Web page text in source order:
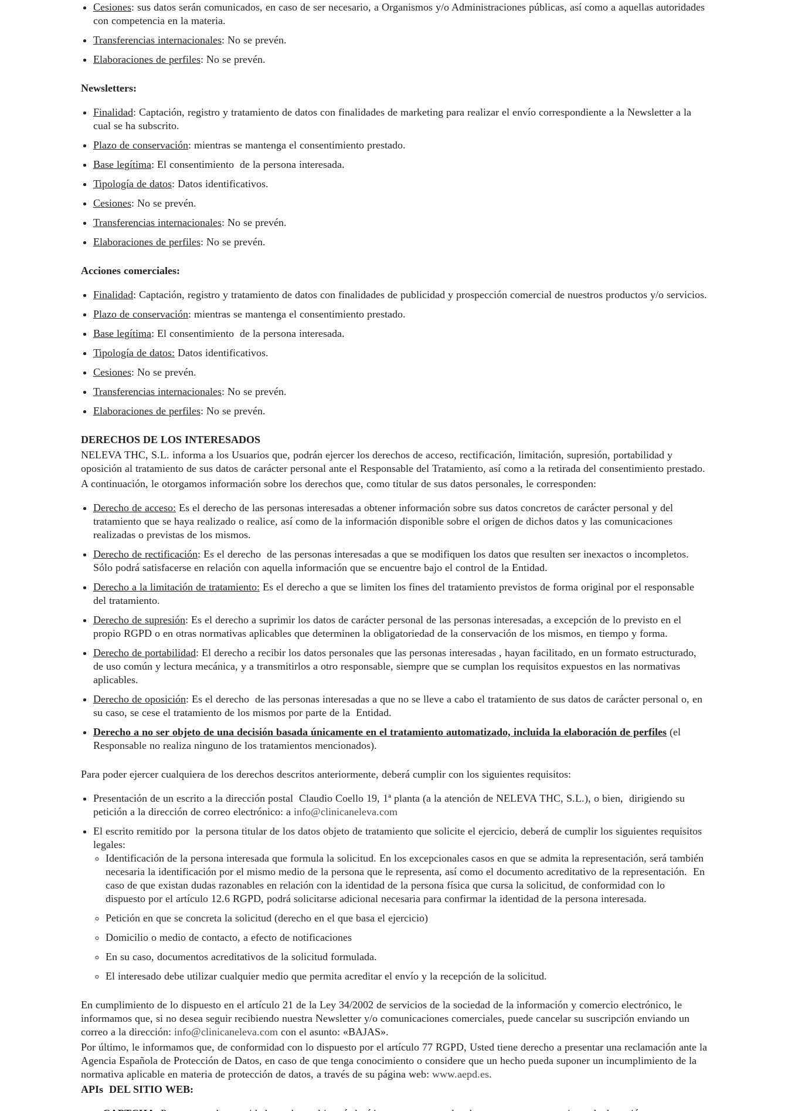
Cesiones: sus datos serán comunicados, en caso de ser necesario, a Organismos y/o Administraciones públicas, así como a aquellas autoridades
con competencia en la materia.
Transferencias internacionales: No se prevén.
Elaboraciones de perfiles: No se prevén.
Newsletters:
Finalidad: Captación, registro y tratamiento de datos con finalidades de marketing para realizar el envío correspondiente a la Newsletter a la
cual se ha subscrito.
Plazo de conservación: mientras se mantenga el consentimiento prestado.
Base legítima: El consentimiento de la persona interesada.
Tipología de datos: Datos identificativos.
Cesiones: No se prevén.
Transferencias internacionales: No se prevén.
Elaboraciones de perfiles: No se prevén.
Acciones comerciales:
Finalidad: Captación, registro y tratamiento de datos con finalidades de publicidad y prospección comercial de nuestros productos y/o servicios.
Plazo de conservación: mientras se mantenga el consentimiento prestado.
Base legítima: El consentimiento de la persona interesada.
Tipología de datos: Datos identificativos.
Cesiones: No se prevén.
Transferencias internacionales: No se prevén.
Elaboraciones de perfiles: No se prevén.
DERECHOS DE LOS INTERESADOS
NELEVA THC, S.L. informa a los Usuarios que, podrán ejercer los derechos de acceso, rectificación, limitación, supresión, portabilidad y
oposición al tratamiento de sus datos de carácter personal ante el Responsable del Tratamiento, así como a la retirada del consentimiento prestado.
A continuación, le otorgamos información sobre los derechos que, como titular de sus datos personales, le corresponden:
Derecho de acceso: Es el derecho de las personas interesadas a obtener información sobre sus datos concretos de carácter personal y del
tratamiento que se haya realizado o realice, así como de la información disponible sobre el origen de dichos datos y las comunicaciones
realizadas o previstas de los mismos.
Derecho de rectificación: Es el derecho de las personas interesadas a que se modifiquen los datos que resulten ser inexactos o incompletos.
Sólo podrá satisfacerse en relación con aquella información que se encuentre bajo el control de la Entidad.
Derecho a la limitación de tratamiento: Es el derecho a que se limiten los fines del tratamiento previstos de forma original por el responsable
del tratamiento.
Derecho de supresión: Es el derecho a suprimir los datos de carácter personal de las personas interesadas, a excepción de lo previsto en el
propio RGPD o en otras normativas aplicables que determinen la obligatoriedad de la conservación de los mismos, en tiempo y forma.
Derecho de portabilidad: El derecho a recibir los datos personales que las personas interesadas , hayan facilitado, en un formato estructurado,
de uso común y lectura mecánica, y a transmitirlos a otro responsable, siempre que se cumplan los requisitos expuestos en las normativas
aplicables.
Derecho de oposición: Es el derecho de las personas interesadas a que no se lleve a cabo el tratamiento de sus datos de carácter personal o, en
su caso, se cese el tratamiento de los mismos por parte de la Entidad.
Derecho a no ser objeto de una decisión basada únicamente en el tratamiento automatizado, incluida la elaboración de perfiles (el
Responsable no realiza ninguno de los tratamientos mencionados).
Para poder ejercer cualquiera de los derechos descritos anteriormente, deberá cumplir con los siguientes requisitos:
Presentación de un escrito a la dirección postal Claudio Coello 19, 1ª planta (a la atención de NELEVA THC, S.L.), o bien, dirigiendo su
petición a la dirección de correo electrónico: a info@clinicaneleva.com
El escrito remitido por la persona titular de los datos objeto de tratamiento que solicite el ejercicio, deberá de cumplir los siguientes requisitos
legales:
Identificación de la persona interesada que formula la solicitud. En los excepcionales casos en que se admita la representación, será también
necesaria la identificación por el mismo medio de la persona que le representa, así como el documento acreditativo de la representación. En
caso de que existan dudas razonables en relación con la identidad de la persona física que cursa la solicitud, de conformidad con lo
dispuesto por el artículo 12.6 RGPD, podrá solicitarse adicional necesaria para confirmar la identidad de la persona interesada.
Petición en que se concreta la solicitud (derecho en el que basa el ejercicio)
Domicilio o medio de contacto, a efecto de notificaciones
En su caso, documentos acreditativos de la solicitud formulada.
El interesado debe utilizar cualquier medio que permita acreditar el envío y la recepción de la solicitud.
En cumplimiento de lo dispuesto en el artículo 21 de la Ley 34/2002 de servicios de la sociedad de la información y comercio electrónico, le
informamos que, si no desea seguir recibiendo nuestra Newsletter y/o comunicaciones comerciales, puede cancelar su suscripción enviando un
correo a la dirección: info@clinicaneleva.com con el asunto: «BAJAS».
Por último, le informamos que, de conformidad con lo dispuesto por el artículo 77 RGPD, Usted tiene derecho a presentar una reclamación ante la
Agencia Española de Protección de Datos, en caso de que tenga conocimiento o considere que un hecho pueda suponer un incumplimiento de la
normativa aplicable en materia de protección de datos, a través de su página web: www.aepd.es.
APIs DEL SITIO WEB: